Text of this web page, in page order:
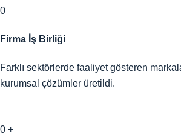
0
Firma İş Birliği
Farklı sektörlerde faaliyet gösteren
kurumsal çözümler üretildi.
0 +